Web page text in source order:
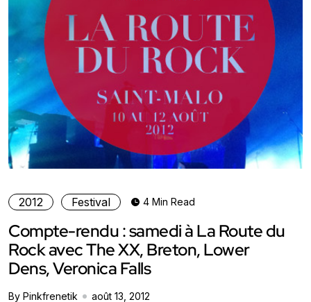
2012 Festival 4 Min Read
Compte-rendu : samedi à La Route du
Rock avec The XX, Breton, Lower
Dens, Veronica Falls
By Pinkfrenetik août 13, 2012